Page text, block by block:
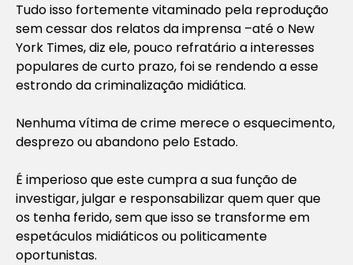
Tudo isso fortemente vitaminado pela reprodução
sem cessar dos relatos da imprensa –até o New
York Times, diz ele, pouco refratário a interesses
populares de curto prazo, foi se rendendo a esse
estrondo da criminalização midiática.
Nenhuma vítima de crime merece o esquecimento,
desprezo ou abandono pelo Estado.
É imperioso que este cumpra a sua função de
investigar, julgar e responsabilizar quem quer que
os tenha ferido, sem que isso se transforme em
espetáculos midiáticos ou politicamente
oportunistas.